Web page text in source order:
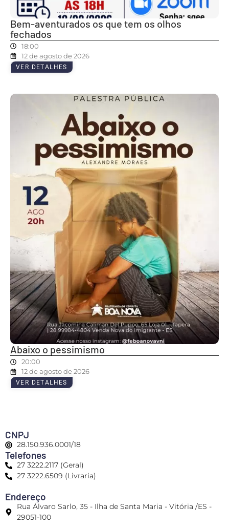
Bem-aventurados os que tem os olhos
fechados
18:00
12 de agosto de 2026
VER DETALHES
Abaixo o pessimismo
20:00
12 de agosto de 2026
VER DETALHES
CNPJ
28.150.936.0001/18
Telefones
27 3222.2117 (Geral)
27 3222.6509 (Livraria)
Endereço
Rua Álvaro Sarlo, 35 - Ilha de Santa Maria - Vitória /ES -
29051-100